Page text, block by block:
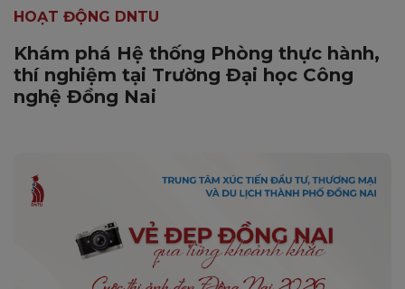
HOẠT ĐỘNG DNTU
Khám phá Hệ thống Phòng thực hành,
thí nghiệm tại Trường Đại học Công
nghệ Đồng Nai